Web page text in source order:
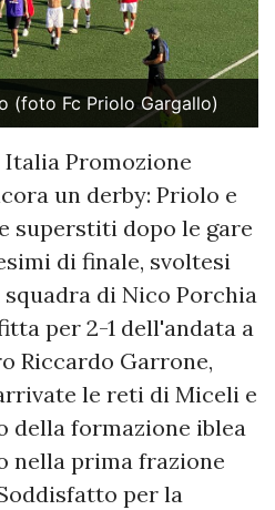
(foto Fc Priolo Gargallo)
Promozione
un derby: Priolo e
superstiti dopo le gare
di finale, svoltesi
di Nico Porchia
per 2-1 dell'andata a
Riccardo Garrone,
le reti di Miceli e
della formazione iblea
nella prima frazione
per la